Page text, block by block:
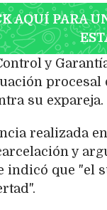
AQUÍ PARA
y
procesal
su expareja.
realizada
y
indicó que "el